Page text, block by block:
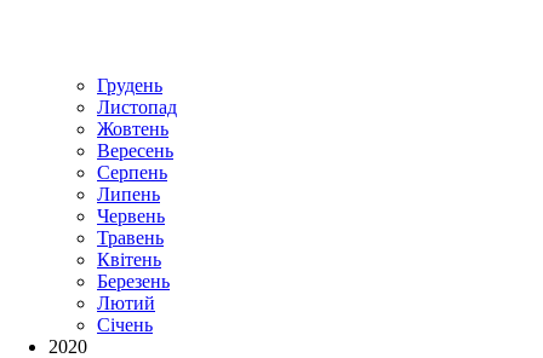
Грудень
Листопад
Жовтень
Вересень
Серпень
Липень
Червень
Травень
Квітень
Березень
Лютий
Січень
2020